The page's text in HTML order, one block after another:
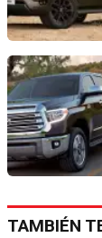
TAMBIÉN